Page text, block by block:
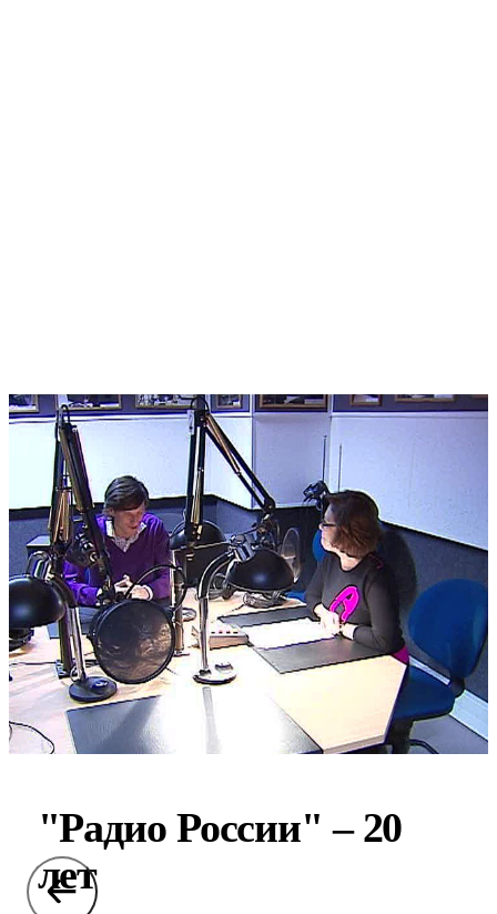
"Радио России" – 20
лет